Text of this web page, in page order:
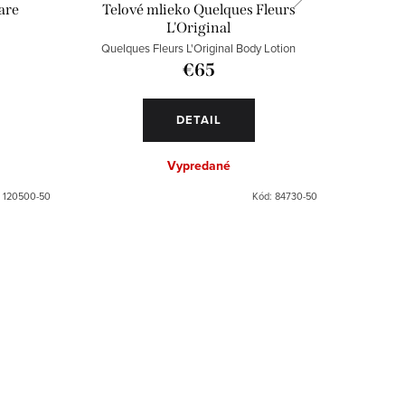
120500-50
Telové mlieko Quelques Fleurs
L'Original
Quelques Fleurs L'Original Body Lotion
€65
DETAIL
Vypredané
Kód: 84730-50